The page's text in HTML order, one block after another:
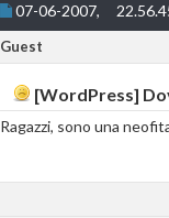
07-06-2007,
Guest
[WordPress]
Ragazzi, sono una